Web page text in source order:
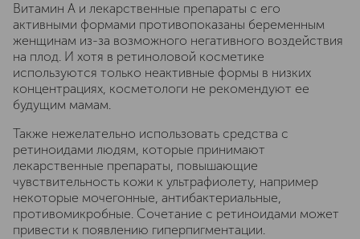
Витамин A и лекарственные препараты с его
активными формами противопоказаны беременным
женщинам из-за возможного негативного воздействия
на плод. И хотя в ретиноловой косметике
используются только неактивные формы в низких
концентрациях, косметологи не рекомендуют ее
будущим мамам.
Также нежелательно использовать средства с
ретиноидами людям, которые принимают
лекарственные препараты, повышающие
чувствительность кожи к ультрафиолету, например
некоторые мочегонные, антибактериальные,
противомикробные. Сочетание с ретиноидами может
привести к появлению гиперпигментации.